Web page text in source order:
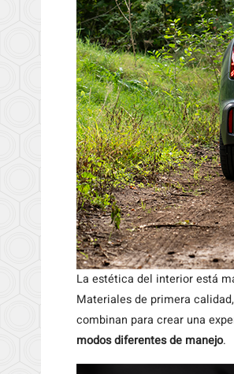
La estética del interior está
Materiales de primera
combinan para crear una
modos diferentes de manejo.